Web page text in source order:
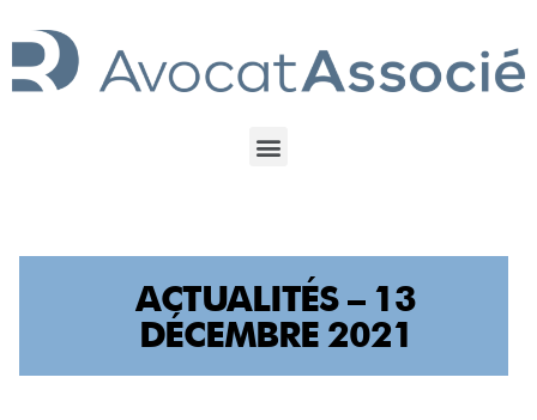
ACTUALITÉS – 13
DÉCEMBRE 2021